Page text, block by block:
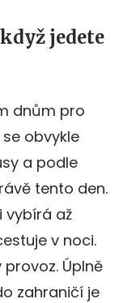
jedete
dnům pro
obvykle
a podle
tento den.
vybírá až
v noci.
Úplně
zahraničí je